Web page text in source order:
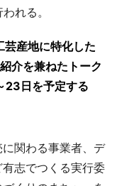
れる。
芸産地に特化した
介を兼ねたトーク
23日を予定する
関わる事業者、デ
志でつくる実行委